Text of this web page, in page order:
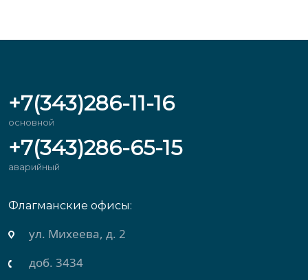
+7(343)286-11-16
основной
+7(343)286-65-15
аварийный
Флагманские офисы:
ул. Михеева, д. 2
доб. 3434